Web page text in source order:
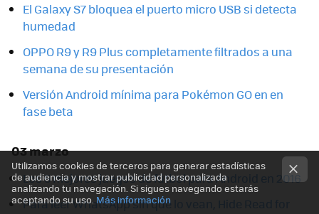
El Galaxy S7 bloquea el puerto micro USB si detecta
humedad
OPPO R9 y R9 Plus completamente filtrados a una
semana de su presentación
Versión Android mínima para Pokémon GO en en
fase beta
03 marzo
Los 5 mejores juegos de fútbol para Android en 2016
Para leer WhatsApp sin que lo vean, Hide Read for
Utilizamos cookies de terceros para generar estadísticas
de audiencia y mostrar publicidad personalizada
analizando tu navegación. Si sigues navegando estarás
aceptando su uso. Más información